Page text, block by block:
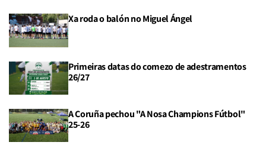
Xa roda o balón no Miguel Ángel
Primeiras datas do comezo de adestramentos
26/27
A Coruña pechou "A Nosa Champions Fútbol"
25-26